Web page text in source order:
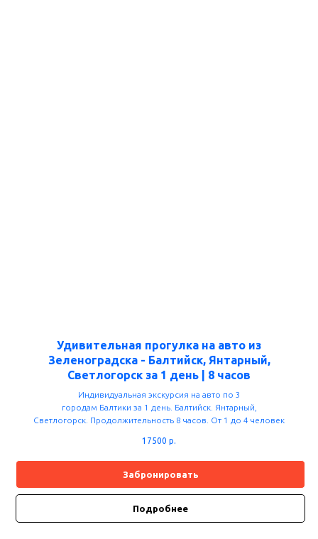
Удивительная прогулка на авто из
Зеленоградска - Балтийск, Янтарный,
Светлогорск за 1 день | 8 часов
Индивидуальная экскурсия на авто по 3
городам Балтики за 1 день. Балтийск. Янтарный,
Светлогорск. Продолжительность 8 часов. От 1 до 4 человек
17500 р.
Забронировать
Подробнее